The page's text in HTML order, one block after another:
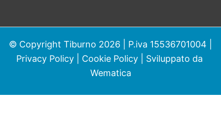
© Copyright Tiburno 2026 | P.iva 15536701004 |
Privacy Policy| Cookie Policy| Sviluppato da
Wematica